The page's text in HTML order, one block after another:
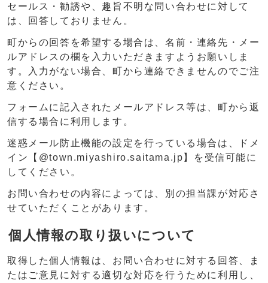
セールス・勧誘や、趣旨不明な問い合わせに対して
は、回答しておりません。
町からの回答を希望する場合は、名前・連絡先・メー
ルアドレスの欄を入力いただきますようお願いしま
す。入力がない場合、町から連絡できませんのでご注
意ください。
フォームに記入されたメールアドレス等は、町から返
信する場合に利用します。
迷惑メール防止機能の設定を行っている場合は、ドメ
イン【@town.miyashiro.saitama.jp】を受信可能に
してください。
お問い合わせの内容によっては、別の担当課が対応さ
せていただくことがあります。
個人情報の取り扱いについて
取得した個人情報は、お問い合わせに対する回答、ま
たはご意見に対する適切な対応を行うために利用し、